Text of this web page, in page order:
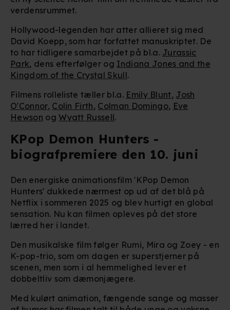
verdensrummet.
Hollywood-legenden har atter allieret sig med
David Koepp, som har forfattet manuskriptet. De
to har tidligere samarbejdet på bl.a. Jurassic
Park, dens efterfølger og Indiana Jones and the
Kingdom of the Crystal Skull.
Filmens rolleliste tæller bl.a. Emily Blunt, Josh
O'Connor, Colin Firth, Colman Domingo, Eve
Hewson ogWyatt Russell.
KPop Demon Hunters -
biografpremiere den 10. juni
Den energiske animationsfilm 'KPop Demon
Hunters' dukkede nærmest op ud af det blå på
Netflix i sommeren 2025 og blev hurtigt en global
sensation. Nu kan filmen opleves på det store
lærred her i landet.
Den musikalske film følger Rumi, Mira og Zoey - en
K-pop-trio, som om dagen er superstjerner på
scenen, men som i al hemmelighed lever et
dobbeltliv som dæmonjægere.
Med kulørt animation, fængende sange og masser